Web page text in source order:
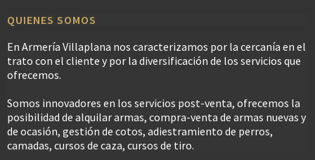
QUIENES SOMOS
En Armería Villaplana nos caracterizamos por la cercanía en el
trato con el cliente y por la diversificación de los servicios que
ofrecemos.
Somos innovadores en los servicios post-venta, ofrecemos la
posibilidad de alquilar armas, compra-venta de armas nuevas y
de ocasión, gestión de cotos, adiestramiento de perros,
camadas, cursos de caza, cursos de tiro.